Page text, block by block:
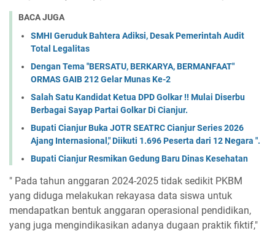
BACA JUGA
SMHI Geruduk Bahtera Adiksi, Desak Pemerintah Audit
Total Legalitas
Dengan Tema "BERSATU, BERKARYA, BERMANFAAT"
ORMAS GAIB 212 Gelar Munas Ke-2
Salah Satu Kandidat Ketua DPD Golkar !! Mulai Diserbu
Berbagai Sayap Partai Golkar Di Cianjur.
Bupati Cianjur Buka JOTR SEATRC Cianjur Series 2026
Ajang Internasional," Diikuti 1.696 Peserta dari 12 Negara ".
Bupati Cianjur Resmikan Gedung Baru Dinas Kesehatan
" Pada tahun anggaran 2024-2025 tidak sedikit PKBM
yang diduga melakukan rekayasa data siswa untuk
mendapatkan bentuk anggaran operasional pendidikan,
yang juga mengindikasikan adanya dugaan praktik fiktif,"